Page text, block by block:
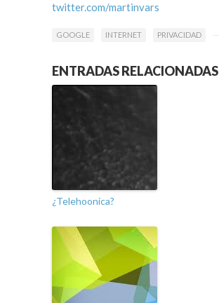
twitter.com/martinvars
GOOGLE INTERNET PRIVACIDAD
ENTRADAS RELACIONADAS
¿Telehoonica?